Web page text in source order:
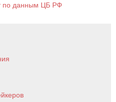
по данным ЦБ РФ